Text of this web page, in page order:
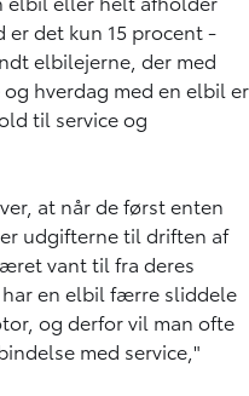
er det kun 15 procent -
elbilejerne, der med
hverdag med en elbil er
til service og
at når de først enten
udgifterne til driften af
vant til fra deres
en elbil færre sliddele
og derfor vil man ofte
med service,"